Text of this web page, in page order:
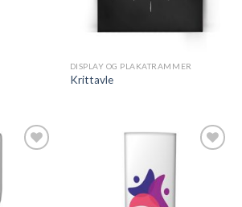
DISPLAY OG PLAKATRAMMER
Krittavle
ønskeliste